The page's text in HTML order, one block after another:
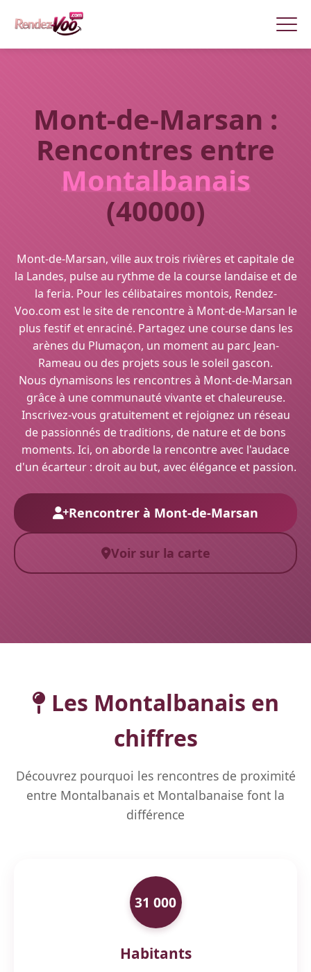
Mont-de-Marsan :
Rencontres entre
Montalbanais
(40000)
Mont-de-Marsan, ville aux trois rivières et capitale de
la Landes, pulse au rythme de la course landaise et de
la feria. Pour les célibataires montois, Rendez-
Voo.com est le site de rencontre à Mont-de-Marsan le
plus festif et enraciné. Partagez une course dans les
arènes du Plumaçon, un moment au parc Jean-
Rameau ou des projets sous le soleil gascon.
Nous dynamisons les rencontres à Mont-de-Marsan
grâce à une communauté vivante et chaleureuse.
Inscrivez-vous gratuitement et rejoignez un réseau
de passionnés de traditions, de nature et de bons
moments. Ici, on aborde la rencontre avec l'audace
d'un écarteur : droit au but, avec élégance et passion.
Rencontrer à Mont-de-Marsan
Voir sur la carte
Les Montalbanais en
chiffres
Découvrez pourquoi les rencontres de proximité
entre Montalbanais et Montalbanaise font la
différence
31 000
Habitants